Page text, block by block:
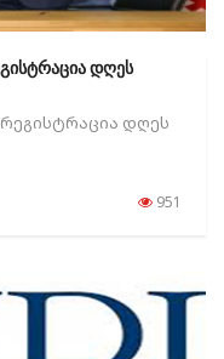
დღეს
დღეს
951